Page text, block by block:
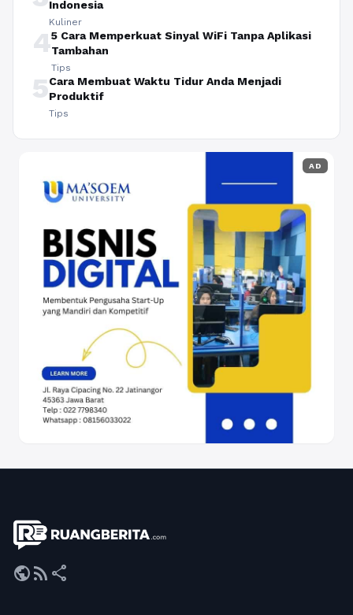
Indonesia
Kuliner
45 Cara Memperkuat Sinyal WiFi Tanpa Aplikasi
Tambahan
Tips
5Cara Membuat Waktu Tidur Anda Menjadi
Produktif
Tips
AD
publicrss_feed share